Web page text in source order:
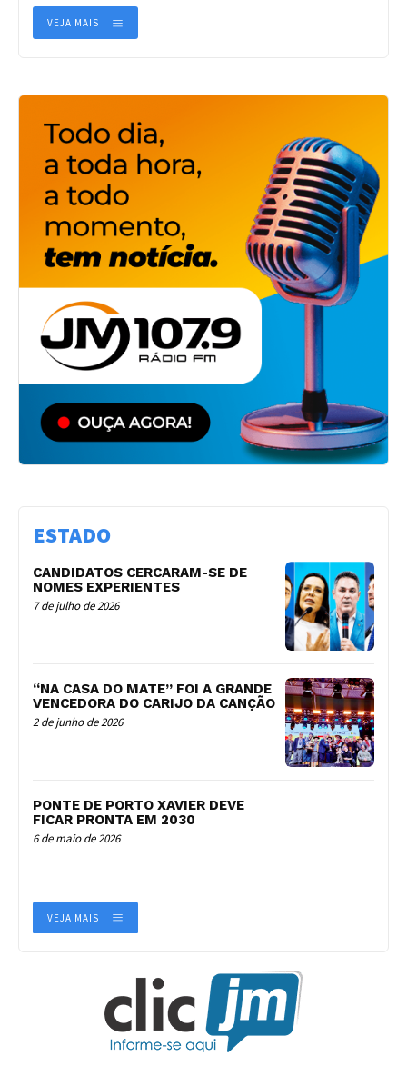
VEJA MAIS
ESTADO
CANDIDATOS CERCARAM-SE DE
NOMES EXPERIENTES
7 de julho de 2026
“NA CASA DO MATE” FOI A GRANDE
VENCEDORA DO CARIJO DA CANÇÃO
2 de junho de 2026
PONTE DE PORTO XAVIER DEVE
FICAR PRONTA EM 2030
6 de maio de 2026
VEJA MAIS